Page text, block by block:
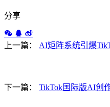
分享
上一篇： AI矩阵系统引爆
下一篇： TikTok国际版AI创